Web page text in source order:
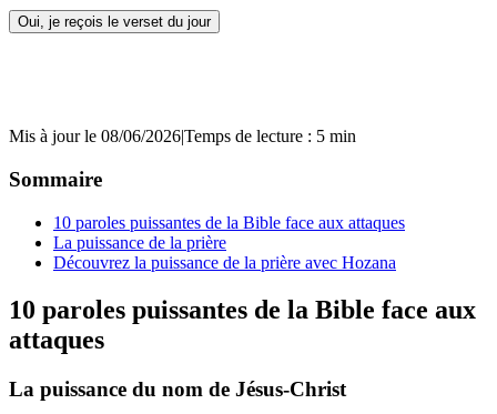
Oui, je reçois le verset du jour
Mis à jour le 08/06/2026|Temps de lecture : 5 min
Sommaire
10 paroles puissantes de la Bible face aux attaques
La puissance de la prière
Découvrez la puissance de la prière avec Hozana
10 paroles puissantes de la Bible face aux
attaques
La puissance du nom de Jésus-Christ